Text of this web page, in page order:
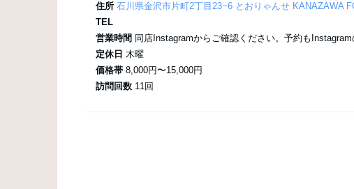
住所 石川県金沢市片町2丁目23−6 とおりゃんせ KANAZAWA
TEL
営業時間 同店Instagramからご確認ください。予約も
定休日 木曜
価格帯 8,000円〜15,000円
訪問回数 11回